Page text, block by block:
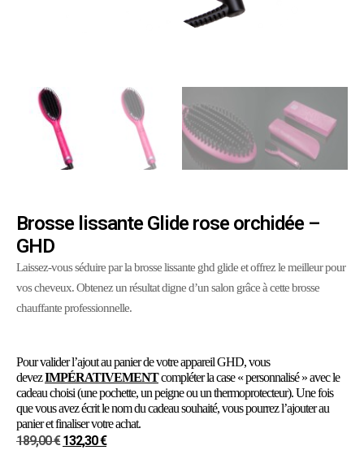
Brosse lissante Glide rose orchidée –
GHD
Laissez-vous séduire par la brosse lissante ghd glide et offrez le meilleur pour
vos cheveux. Obtenez un résultat digne d’un salon grâce à cette brosse
chauffante professionnelle.
Pour valider l’ajout au panier de votre appareil GHD, vous
devezIMPÉRATIVEMENTcompléter la case « personnalisé » avec le
cadeau choisi (une pochette, un peigne ou un thermoprotecteur). Une fois
que vous avez écrit le nom du cadeau souhaité, vous pourrez l’ajouter au
panier et finaliser votre achat.
189,00€ 132,30€